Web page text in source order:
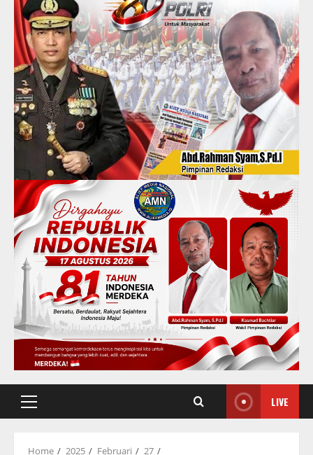
Primary
LIVE
Home 2025 Februari
27